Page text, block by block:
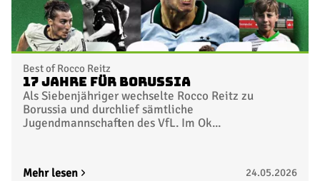
Best of Rocco Reitz
17 Jahre für Borussia
Als Siebenjähriger wechselte Rocco Reitz zu
Borussia und durchlief sämtliche
Jugendmannschaften des VfL. Im Ok...
Mehr lesen 24.05.2026